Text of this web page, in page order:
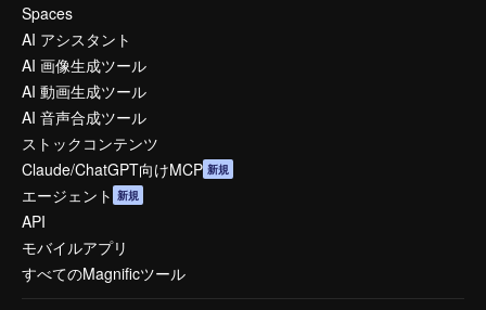
Spaces
AI アシスタント
AI 画像生成ツール
AI 動画生成ツール
AI 音声合成ツール
ストックコンテンツ
Claude/ChatGPT向けMCP 新規
エージェント 新規
API
モバイルアプリ
すべてのMagnificツール